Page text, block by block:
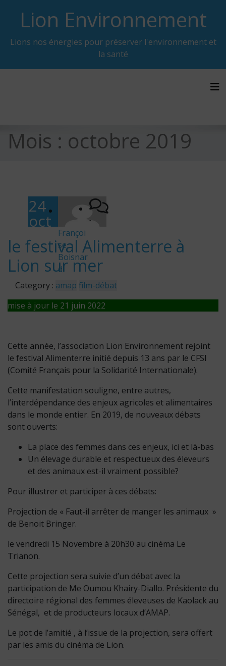
contentLion Environnement
Lions nos énergies pour préserver l'environnement et
la santé
Mois : octobre 2019
24
oct
obr
e
201
9
Françoi
se
Boisnar
d
-
le festival Alimenterre à
Lion sur mer
Category : amap film-débat
mise à jour le 21 juin 2022
Cette année, l’association Lion Environnement rejoint
le festival Alimenterre initié depuis 13 ans par le CFSI
(Comité Français pour la Solidarité Internationale).
Cette manifestation souligne, entre autres,
l’interdépendance des enjeux agricoles et alimentaires
dans le monde entier. En 2019, de nouveaux débats
sont ouverts:
La place des femmes dans ces enjeux, ici et là-bas
Un élevage durable et respectueux des éleveurs
et des animaux est-il vraiment possible?
Pour illustrer et participer à ces débats:
Projection de « Faut-il arrêter de manger les animaux »
de Benoit Bringer.
le vendredi 15 Novembre à 20h30 au cinéma Le
Trianon.
Cette projection sera suivie d’un débat avec la
participation de Me Oumou Khairy-Diallo. Présidente du
directoire régional des femmes éleveuses de Kaolack au
Sénégal, et de producteurs locaux d’AMAP.
Le pot de l’amitié , à l’issue de la projection, sera offert
par les amis du cinéma de Lion.